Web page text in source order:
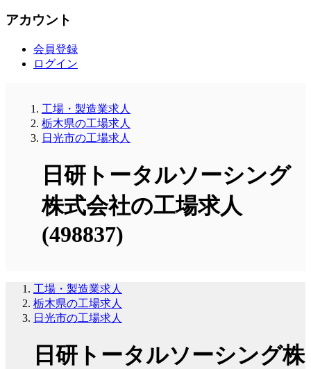
アカウント
会員登録
ログイン
工場・製造業求人
栃木県の工場求人
日光市の工場求人
日研トータルソーシング
株式会社の工場求人
(498837)
工場・製造業求人
栃木県の工場求人
日光市の工場求人
日研トータルソーシング株